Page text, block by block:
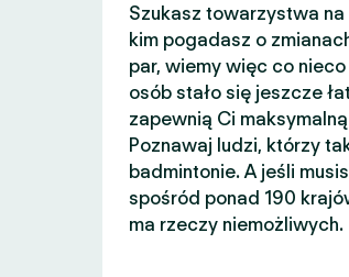
Szukasz towarzystwa
kim pogadasz o
par, wiemy więc co
osób stało się jeszcze
zapewnią Ci
Poznawaj ludzi, którzy
badmintonie. A jeśli
spośród ponad 190
ma rzeczy niemożliwych.